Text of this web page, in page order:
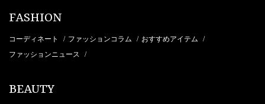
FASHION
コーディネート / ファッションコラム / おすすめアイテム /
ファッションニュース /
BEAUTY